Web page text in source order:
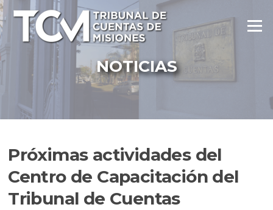
Ir
al
contenido
Menú
NOTICIAS
Próximas actividades del
Centro de Capacitación del
Tribunal de Cuentas